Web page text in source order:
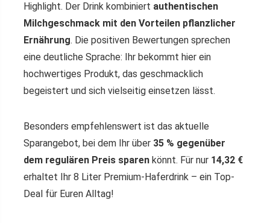
Highlight. Der Drink kombiniert authentischen
Milchgeschmack mit den Vorteilen pflanzlicher
Ernährung. Die positiven Bewertungen sprechen
eine deutliche Sprache: Ihr bekommt hier ein
hochwertiges Produkt, das geschmacklich
begeistert und sich vielseitig einsetzen lässt.
Besonders empfehlenswert ist das aktuelle
Sparangebot, bei dem Ihr über 35 % gegenüber
dem regulären Preis sparen könnt. Für nur 14,32 €
erhaltet Ihr 8 Liter Premium-Haferdrink – ein Top-
Deal für Euren Alltag!